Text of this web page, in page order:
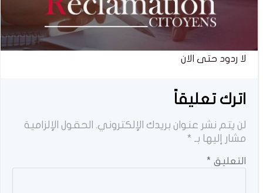
لا ردود حتى الان
اترك تعليقاً
لن يتم نشر عنوان بريدك الإلكتروني. الحقول الإلزامية
مشار إليها بـ *
التعليق *